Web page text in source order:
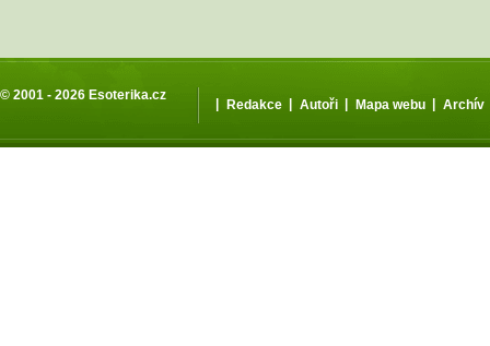
© 2001 - 2026 Esoterika.cz
| Redakce | Autoři | Mapa webu | Archív